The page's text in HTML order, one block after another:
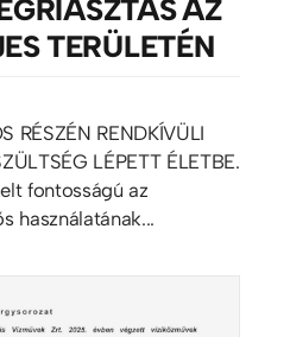
AZ
TERÜLETÉN
RÉSZÉN RENDKÍVÜLI
LÉPETT ÉLETBE.
fontosságú az
használatának...